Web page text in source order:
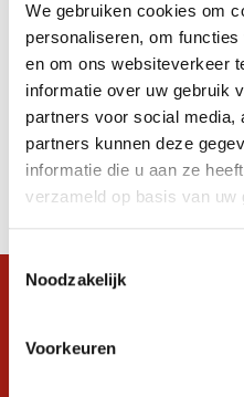
We gebruiken cookies om
personaliseren, om
en om ons websiteverkeer
informatie over uw gebruik
partners voor social media,
partners kunnen deze
informatie die u aan ze
verzameld op basis van
Toestemmingsselectie
Noodzakelijk
Voorkeuren
Apply filters
Ball
Producten
Filter
Stel je vraag in de chat, en we
graag verder. 24/7